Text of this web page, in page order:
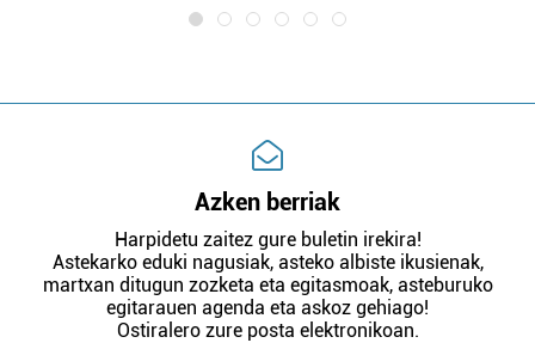
Azken berriak
Harpidetu zaitez gure buletin irekira!
Astekarko eduki nagusiak, asteko albiste ikusienak,
martxan ditugun zozketa eta egitasmoak, asteburuko
egitarauen agenda eta askoz gehiago!
Ostiralero zure posta elektronikoan.